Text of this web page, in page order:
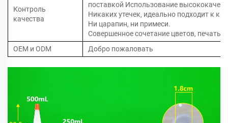
Контроль
качества
поставкой Использование
Никаких утечек, идеально подходит к
Ни царапин, ни примеси.
Совершенное сочетание цветов, печать
OEM и ODM
Добро пожаловать